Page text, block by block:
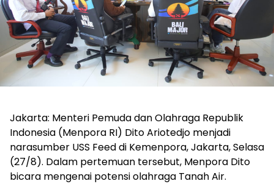
Jakarta: Menteri Pemuda dan Olahraga Republik
Indonesia (Menpora RI) Dito Ariotedjo menjadi
narasumber USS Feed di Kemenpora, Jakarta, Selasa
(27/8). Dalam pertemuan tersebut, Menpora Dito
bicara mengenai potensi olahraga Tanah Air.